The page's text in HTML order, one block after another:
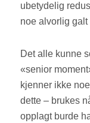
ubetydelig
noe alvorlig galt
Det alle kunne
«senior
kjenner ikke
dette – brukes
opplagt burde